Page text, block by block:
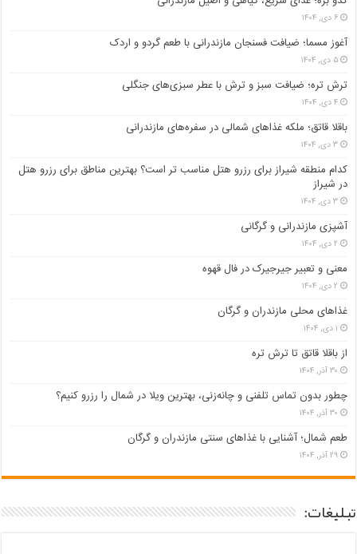
۶ دی, ۱۴۰۴
آغوز مسما؛ ضیافت فسنجان مازندرانی با طعم گردو و اردک
۵ دی, ۱۴۰۴
ترش تره؛ ضیافت سبز و ترش با عطر سبزی‌های جنگلی
۴ دی, ۱۴۰۴
باقلا قاتق؛ ملکه غذاهای شمالی در سفره‌های مازندرانی
۳ دی, ۱۴۰۴
کدام منطقه شیراز برای رزرو هتل مناسب ‌تر است؟ بهترین مناطق برای رزرو هتل
در شیراز
۳ دی, ۱۴۰۴
آشپزی مازندرانی و گرگانی
۲ دی, ۱۴۰۴
معنی و تعبیر جیرجیرک در فال قهوه
۲ دی, ۱۴۰۴
غذاهای محلی مازندران و گرگان
۱ دی, ۱۴۰۴
از باقلا قاتق تا ترش تره
۳۰ آذر, ۱۴۰۴
چطور بدون تماس تلفنی و چانه‌زنی، بهترین ویلا در شمال را رزرو کنیم؟
۳۰ آذر, ۱۴۰۴
طعم شمال؛ آشنایی با غذاهای سنتی مازندران و گرگان
۲۹ آذر, ۱۴۰۴
تبلیغات: